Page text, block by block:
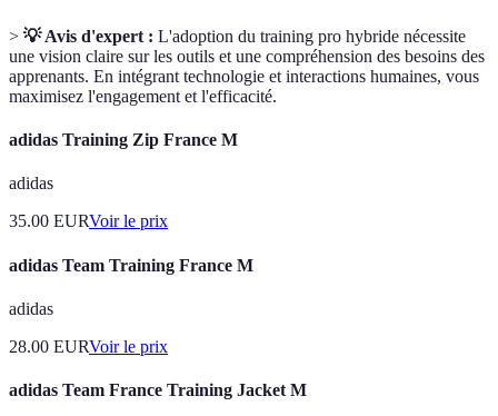
> 💡 Avis d'expert : L'adoption du training pro hybride nécessite
une vision claire sur les outils et une compréhension des besoins des
apprenants. En intégrant technologie et interactions humaines, vous
maximisez l'engagement et l'efficacité.
adidas Training Zip France M
adidas
35.00 EURVoir le prix
adidas Team Training France M
adidas
28.00 EURVoir le prix
adidas Team France Training Jacket M